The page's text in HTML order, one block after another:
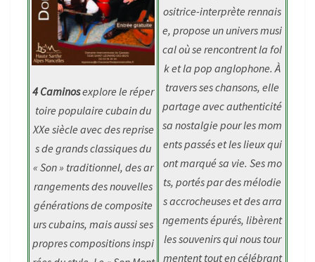
4 Caminosexplore le réper
toire populaire cubain du
XXe siècle avec des reprise
s de grands classiques du
« Son » traditionnel, des ar
rangements des nouvelles
générations de composite
urs cubains, mais aussi ses
propres compositions inspi
ositrice-interprète rennais
e, propose un univers musi
cal où se rencontrent la fol
k et la pop anglophone. À
travers ses chansons, elle
partage avec authenticité
sa nostalgie pour les mom
ents passés et les lieux qui
ont marqué sa vie. Ses mo
ts, portés par des mélodie
s accrocheuses et des arra
ngements épurés, libèrent
les souvenirs qui nous tour
mentent tout en célébrant